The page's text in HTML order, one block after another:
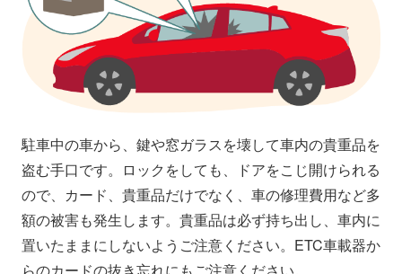
駐車中の車から、鍵や窓ガラスを壊して車内の貴重品を
盗む手口です。ロックをしても、ドアをこじ開けられる
ので、カード、貴重品だけでなく、車の修理費用など多
額の被害も発生します。貴重品は必ず持ち出し、車内に
置いたままにしないようご注意ください。ETC車載器か
らのカードの抜き忘れにもご注意ください。